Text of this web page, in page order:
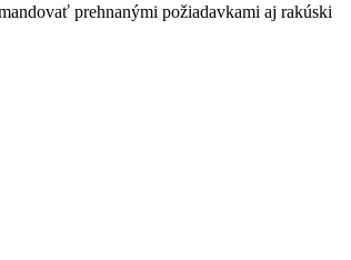
prehnanými požiadavkami aj rakúski